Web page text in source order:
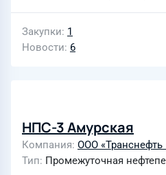
Закупки 1
Новости 6
НПС-3 Амурская
Компания ООО
Тип Промежуточная